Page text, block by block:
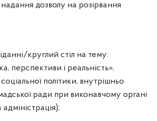
дозволу на розірвання
круглий стіл на тему:
перспективи і реальність»,
політики, внутрішньо
ради при виконавчому органі